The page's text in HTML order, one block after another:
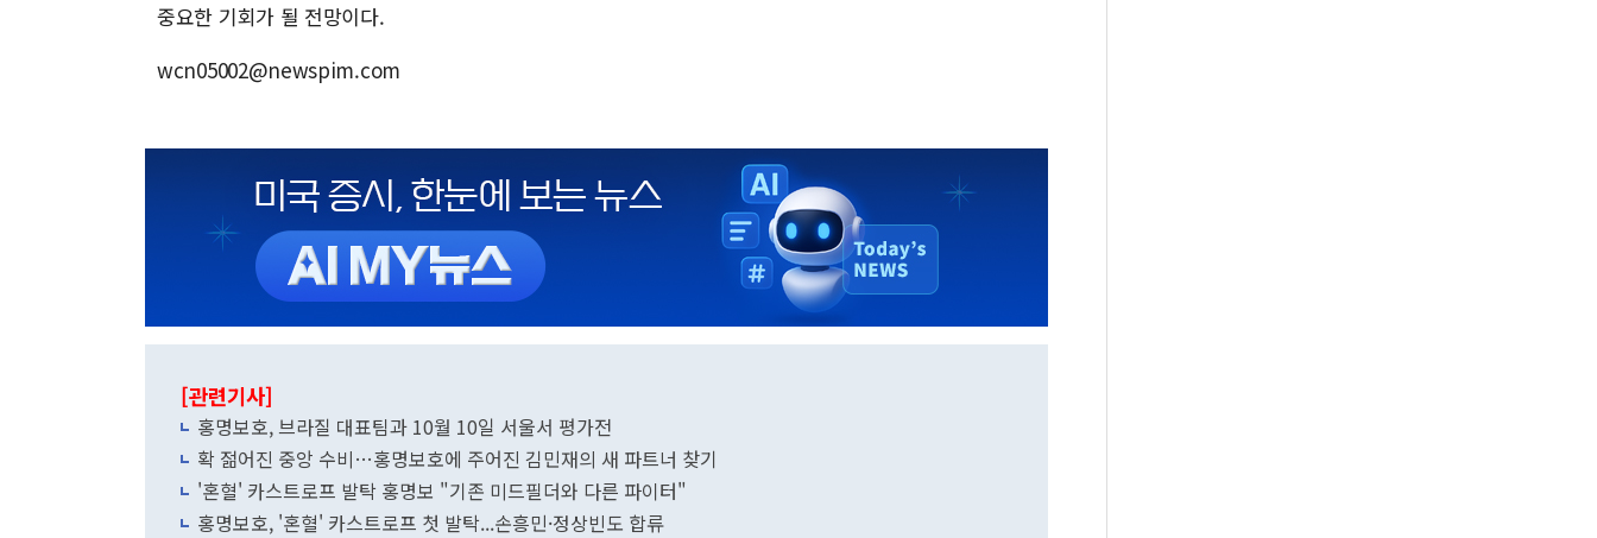
중요한 기회가 될 전망이다.
wcn05002@newspim.com
[관련기사]
홍명보호, 브라질 대표팀과 10월 10일 서울서 평가전
확 젊어진 중앙 수비…홍명보호에 주어진 김민재의 새 파트너 찾기
'혼혈' 카스트로프 발탁 홍명보 "기존 미드필더와 다른 파이터"
홍명보호, '혼혈' 카스트로프 첫 발탁...손흥민·정상빈도 합류